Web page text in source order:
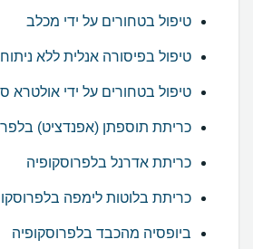
טיפול בטחורים על ידי מכלב
טיפול בפיסורה אנלית ללא ניתוח
טיפול בטחורים על ידי אולטרא
כריתת תוספתן (אפנדציט)
כריתת אדרנל בלפרוסקופיה
כריתת בלוטות לימפה
ביופסיה מהכבד בלפרוסקופיה